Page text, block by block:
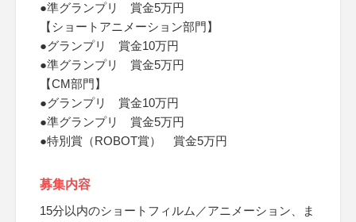
●準グランプリ 賞金5万円
【ショートアニメーション部門】
●グランプリ 賞金10万円
●準グランプリ 賞金5万円
【CM部門】
●グランプリ 賞金10万円
●準グランプリ 賞金5万円
●特別賞（ROBOT賞） 賞金5万円
募集内容
15分以内のショートフィルム／アニメーション、ま